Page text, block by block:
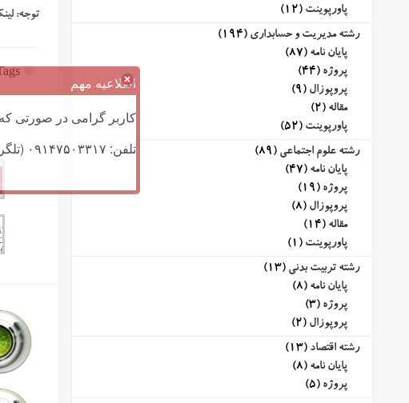
توجه:
پاورپوینت (12)
رشته مدیریت و حسابداری (194)
پایان نامه (87)
پروژه (44)
پروپوزال (9)
مقاله (2)
پاورپوینت (52)
رشته علوم اجتماعی (89)
پایان نامه (47)
پروژه (19)
پروپوزال (8)
مقاله (14)
پاورپوینت (1)
رشته تربیت بدنی (13)
پایان نامه (8)
پروژه (3)
پروپوزال (2)
رشته اقتصاد (13)
پایان نامه (8)
پروژه (5)
اطلاعیه مهم
کاربر گرامی در صورتی
تلفن: ۰۹۱۴۷۵۰۳۳۱۷ (تلگرام یا تماس)